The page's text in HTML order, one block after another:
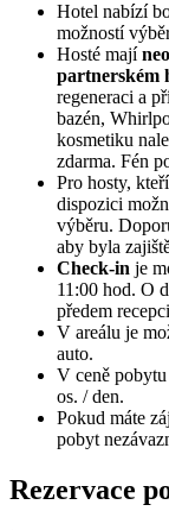
Hotel nabízí
možností
Hosté mají
partnerském
regeneraci a
bazén,
kosmetiku
zdarma. Fén
Pro hosty,
dispozici
výběru.
aby byla
Check-in je
11:00 hod. O
předem
V areálu je
auto.
V ceně
os. / den.
Pokud máte
pobyt
Rezervace